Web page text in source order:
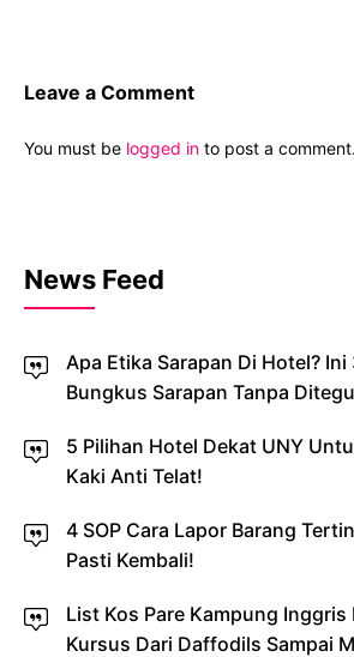
Leave a Comment
You must be logged in to post a comment.
News Feed
Apa Etika Sarapan Di Hotel? Ini
Bungkus Sarapan Tanpa
5 Pilihan Hotel Dekat UNY
Kaki Anti Telat!
4 SOP Cara Lapor Barang
Pasti Kembali!
List Kos Pare Kampung Inggris
Kursus Dari Daffodils Sampai